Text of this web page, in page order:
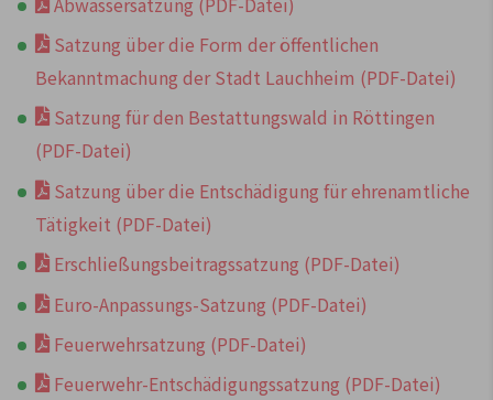
Satzung über die Form der öffentlichen
Bekanntmachung der Stadt Lauchheim (PDF-Datei)
Satzung für den Bestattungswald in Röttingen
(PDF-Datei)
Satzung über die Entschädigung für ehrenamtliche
Tätigkeit (PDF-Datei)
Erschließungsbeitragssatzung (PDF-Datei)
Euro-Anpassungs-Satzung (PDF-Datei)
Feuerwehrsatzung (PDF-Datei)
Feuerwehr-Entschädigungssatzung (PDF-Datei)